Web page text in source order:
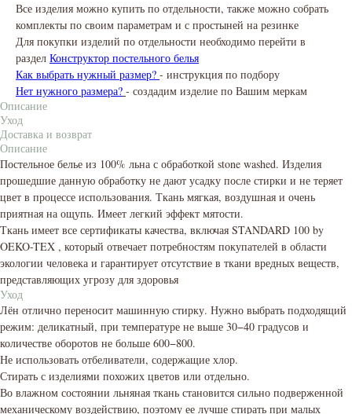
Все изделия можно купить по отдельности, также можно собрать
комплекты по своим параметрам и с простыней на резинке
Для покупки изделий по отдельности необходимо перейти в
раздел Конструктор постельного белья
Как выбрать нужный размер? - инструкция по подбору
Нет нужного размера? - создадим изделие по Вашим меркам
Описание
Уход
Доставка и возврат
Описание
Постельное белье из 100% льна с обработкой stone washed. Изделия
прошедшие данную обработку не дают усадку после стирки и не теряет
цвет в процессе использования. Ткань мягкая, воздушная и очень
приятная на ощупь. Имеет легкий эффект мятости.
Ткань имеет все сертификаты качества, включая STANDARD 100 by
OEKO-TEX , который отвечает потребностям покупателей в области
экологии человека и гарантирует отсутствие в ткани вредных веществ,
представляющих угрозу для здоровья
Уход
Лён отлично переносит машинную стирку. Нужно выбрать подходящий
режим: деликатный, при температуре не выше 30−40 градусов и
количестве оборотов не больше 600−800.
Не использовать отбеливатели, содержащие хлор.
Стирать с изделиями похожих цветов или отдельно.
Во влажном состоянии льняная ткань становится сильно подверженной
механическому воздействию, поэтому ее лучше стирать при малых